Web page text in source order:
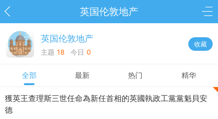
英国伦敦地产
英国伦敦地产
主题 18 今日 0
收藏
全部 最新 热门 精华
獲英王查理斯三世任命為新任首相的英國執政工黨黨魁貝安
德